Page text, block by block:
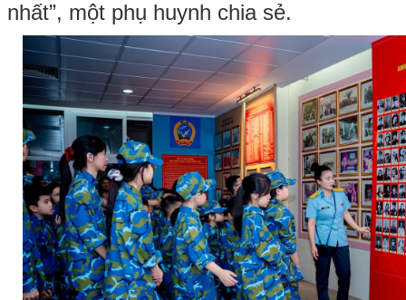
nhất”, một phụ huynh chia sẻ.